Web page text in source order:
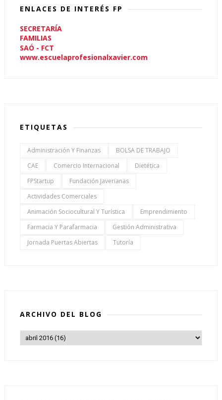
ENLACES DE INTERÉS FP
SECRETARÍA
FAMILIAS
SAÓ - FCT
www.escuelaprofesionalxavier.com
ETIQUETAS
Administración Y Finanzas
BOLSA DE TRABAJO
CAE
Comercio Internacional
Dietética
FPStartup
Fundación Javerianas
Actividades Comerciales
Animación Sociocultural Y Turística
Emprendimiento
Farmacia Y Parafarmacia
Gestión Administrativa
Jornada Puertas Abiertas
Tutoría
ARCHIVO DEL BLOG